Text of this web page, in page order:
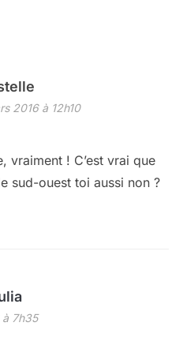
2016 à 12h10
vraiment ! C’est vrai que
sud-ouest toi aussi non ?
à 7h35